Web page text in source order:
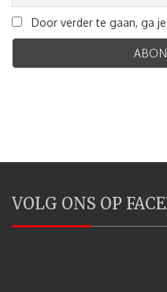
Door verder te gaan, ga
VOLG ONS OP